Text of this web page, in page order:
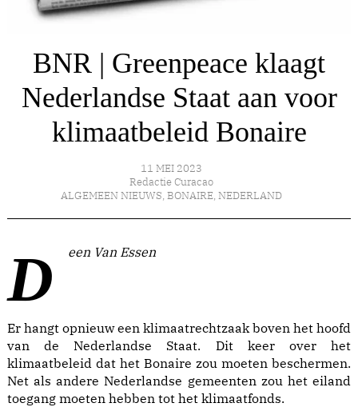
BNR | Greenpeace klaagt
Nederlandse Staat aan voor
klimaatbeleid Bonaire
11 MEI 2023
Redactie Curacao
ALGEMEEN NIEUWS, BONAIRE, NEDERLAND
Deen Van Essen
Er hangt opnieuw een klimaatrechtzaak boven het hoofd
van de Nederlandse Staat. Dit keer over het
klimaatbeleid dat het Bonaire zou moeten beschermen.
Net als andere Nederlandse gemeenten zou het eiland
toegang moeten hebben tot het klimaatfonds.